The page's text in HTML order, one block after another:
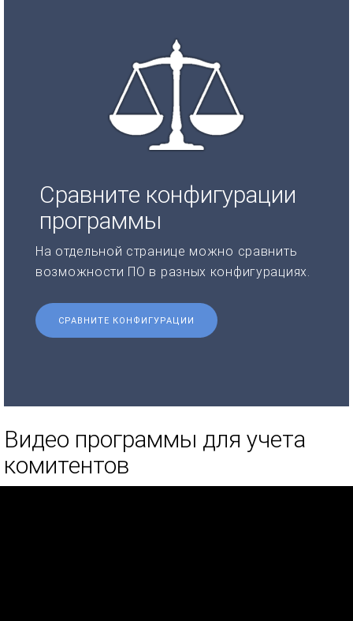
Сравните конфигурации
программы
На отдельной странице можно сравнить
возможности ПО в разных конфигурациях.
СРАВНИТЕ КОНФИГУРАЦИИ
Видео программы для учета
комитентов